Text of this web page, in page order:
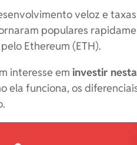
veloz e
populares
Ethereum (ETH).
interesse eminvestir
ela funciona, os